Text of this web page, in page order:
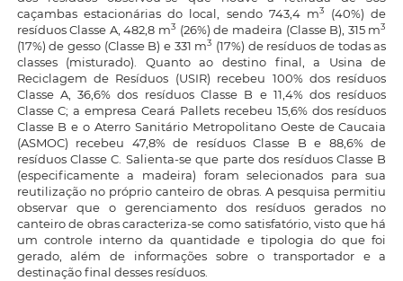
caçambas estacionárias do local, sendo 743,4 m3
(40%) de
resíduos Classe A, 482,8 m3 (26%) de madeira (Classe B), 315 m3
(17%) de gesso (Classe B) e 331 m3 (17%) de resíduos de todas as
classes (misturado). Quanto ao destino final, a Usina de
Reciclagem de Resíduos (USIR) recebeu 100% dos resíduos
Classe A, 36,6% dos resíduos Classe B e 11,4% dos resíduos
Classe C; a empresa Ceará Pallets recebeu 15,6% dos resíduos
Classe B e o Aterro Sanitário Metropolitano Oeste de Caucaia
(ASMOC) recebeu 47,8% de resíduos Classe B e 88,6% de
resíduos Classe C. Salienta-se que parte dos resíduos Classe B
(especificamente a madeira) foram selecionados para sua
reutilização no próprio canteiro de obras. A pesquisa permitiu
observar que o gerenciamento dos resíduos gerados no
canteiro de obras caracteriza-se como satisfatório, visto que há
um controle interno da quantidade e tipologia do que foi
gerado, além de informações sobre o transportador e a
destinação final desses resíduos.